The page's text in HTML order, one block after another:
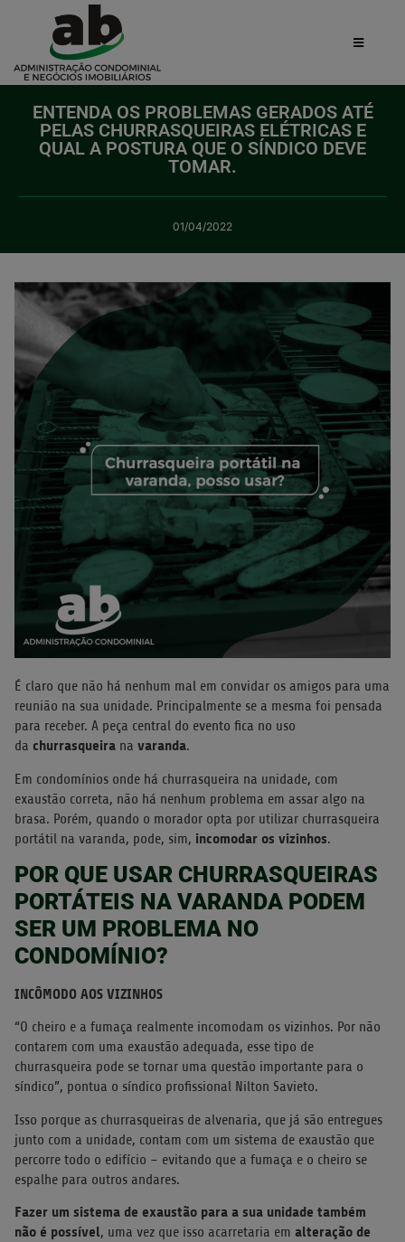
ENTENDA OS PROBLEMAS GERADOS ATÉ
PELAS CHURRASQUEIRAS ELÉTRICAS E
QUAL A POSTURA QUE O SÍNDICO DEVE
TOMAR.
01/04/2022
É claro que não há nenhum mal em convidar os amigos para uma
reunião na sua unidade. Principalmente se a mesma foi pensada
para receber. A peça central do evento fica no uso
da churrasqueira na varanda.
Em condomínios onde há churrasqueira na unidade, com
exaustão correta, não há nenhum problema em assar algo na
brasa. Porém, quando o morador opta por utilizar churrasqueira
portátil na varanda, pode, sim, incomodar os vizinhos.
POR QUE USAR CHURRASQUEIRAS
PORTÁTEIS NA VARANDA PODEM
SER UM PROBLEMA NO
CONDOMÍNIO?
INCÔMODO AOS VIZINHOS
“O cheiro e a fumaça realmente incomodam os vizinhos. Por não
contarem com uma exaustão adequada, esse tipo de
churrasqueira pode se tornar uma questão importante para o
síndico”, pontua o síndico profissional Nilton Savieto.
Isso porque as churrasqueiras de alvenaria, que já são entregues
junto com a unidade, contam com um sistema de exaustão que
percorre todo o edifício – evitando que a fumaça e o cheiro se
espalhe para outros andares.
Fazer um sistema de exaustão para a sua unidade também
não é possível, uma vez que isso acarretaria em alteração de